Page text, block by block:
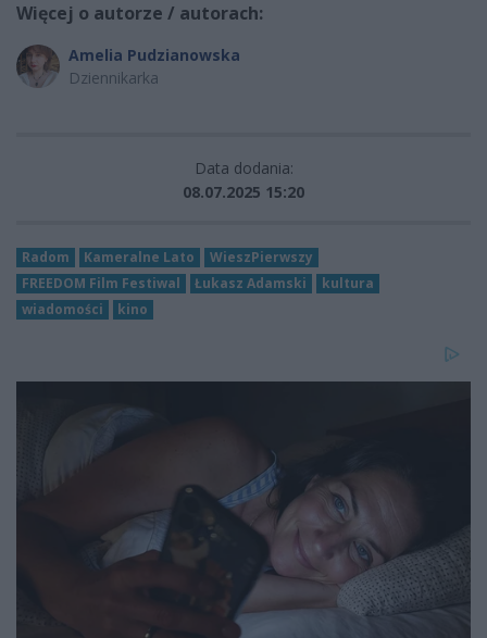
Więcej o autorze / autorach:
Amelia Pudzianowska
Dziennikarka
Data dodania:
08.07.2025 15:20
Radom Kameralne Lato
WieszPierwszy
FREEDOM Film Festiwal
Łukasz Adamski
kultura
wiadomości
kino